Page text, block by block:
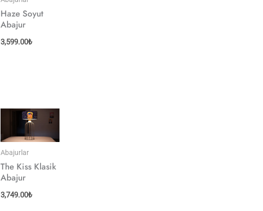
Haze Soyut
Abajur
3,599.00₺
Abajurlar
The Kiss Klasik
Abajur
3,749.00₺